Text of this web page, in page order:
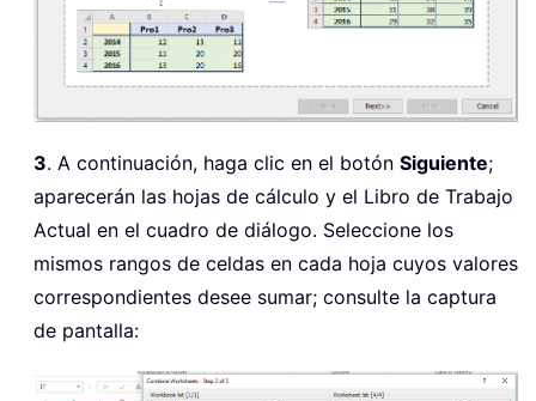
3. A continuación, haga clic en el botón Siguiente;
aparecerán las hojas de cálculo y el Libro de Trabajo
Actual en el cuadro de diálogo. Seleccione los
mismos rangos de celdas en cada hoja cuyos valores
correspondientes desee sumar; consulte la captura
de pantalla: